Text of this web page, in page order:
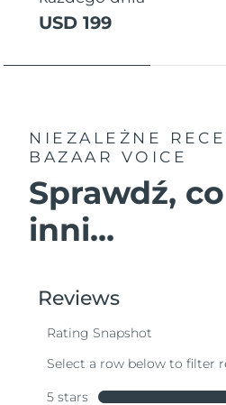
USD 199
NIEZALEŻNE
BAZAAR VOICE
Sprawdź,
inni...